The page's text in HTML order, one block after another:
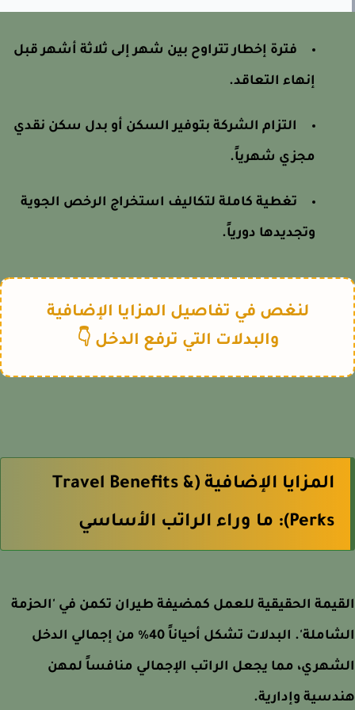
فترة إخطار تتراوح بين شهر إلى ثلاثة أشهر قبل
إنهاء التعاقد.
التزام الشركة بتوفير السكن أو بدل سكن نقدي
مجزي شهرياً.
تغطية كاملة لتكاليف استخراج الرخص الجوية
وتجديدها دورياً.
لنغص في تفاصيل المزايا الإضافية
والبدلات التي ترفع الدخل 👇
المزايا الإضافية (Travel Benefits &
Perks): ما وراء الراتب الأساسي
الحقيقية للعمل كمضيفة طيران تكمن في 'الحزمة
الشاملة'. البدلات تشكل أحياناً 40% من إجمالي الدخل
مما يجعل الراتب الإجمالي منافساً لمهن
وإدارية.